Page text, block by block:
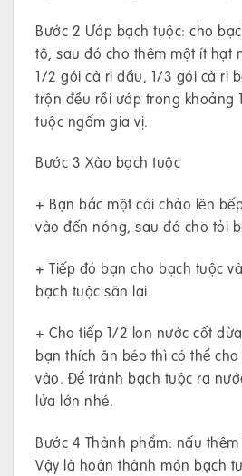
Bước 2 Ướp bạch tuộc: cho
tô, sau đó cho thêm một ít hạt
1/2 gói cà ri dầu, 1/3 gói cà ri
trộn đều rồi ướp trong khoảng
tuộc ngấm gia vị.
Bước 3 Xào bạch tuộc
+ Bạn bắc một cái chảo lên
vào đến nóng, sau đó cho tỏi
+ Tiếp đó bạn cho bạch tuộc
bạch tuộc săn lại.
+ Cho tiếp 1/2 lon nước cốt
bạn thích ăn béo thì có thể
vào. Để tránh bạch tuộc ra
lửa lớn nhé.
Bước 4 Thành phẩm: nấu
Vậy là hoàn thành món bạch